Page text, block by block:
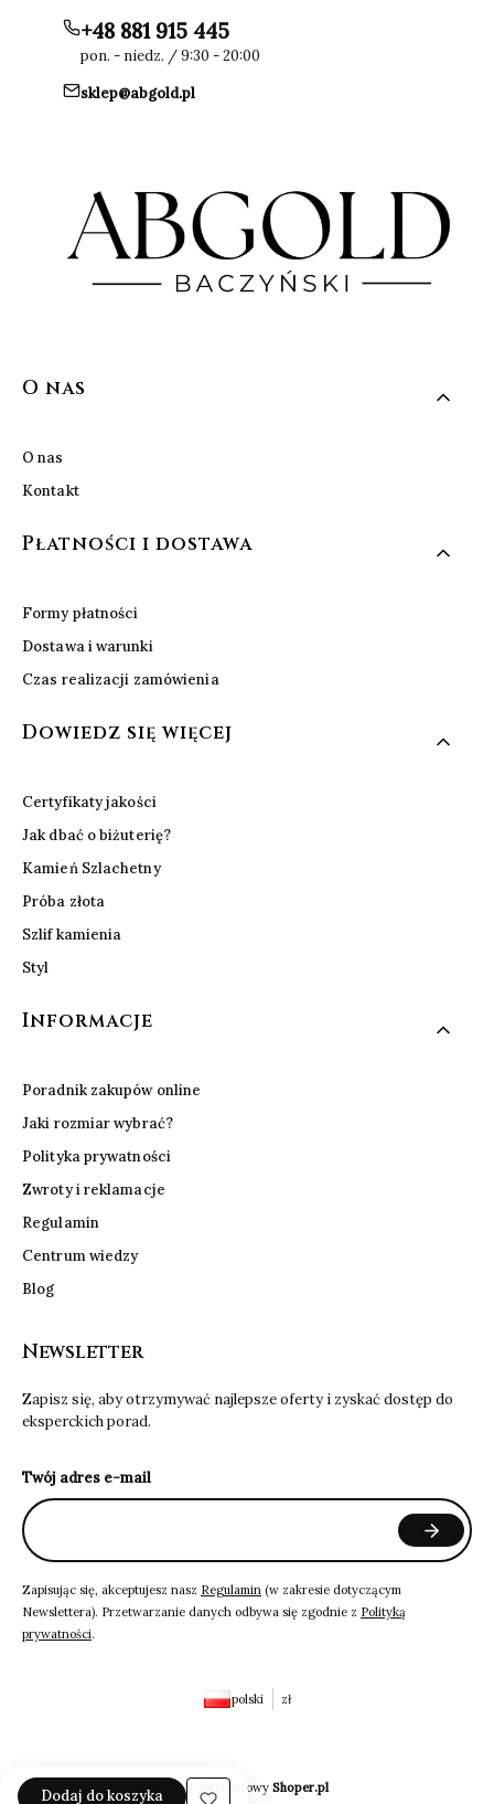
+48 881 915 445
pon. - niedz. / 9:30 - 20:00
sklep@abgold.pl
Linki w stopce
O nas
O nas
Kontakt
Płatności i dostawa
Formy płatności
Dostawa i warunki
Czas realizacji zamówienia
Dowiedz się więcej
Certyfikaty jakości
Jak dbać o biżuterię?
Kamień Szlachetny
Próba złota
Szlif kamienia
Styl
Informacje
Poradnik zakupów online
Jaki rozmiar wybrać?
Polityka prywatności
Zwroty i reklamacje
Regulamin
Centrum wiedzy
Blog
Newsletter
Zapisz się, aby otrzymywać najlepsze oferty i zyskać dostęp do
eksperckich porad.
Twój adres e-mail
Zapisując się, akceptujesz nasz Regulamin (w zakresie dotyczącym
Newslettera). Przetwarzanie danych odbywa się zgodnie z Polityką
prywatności.
polski zł
Sklep internetowy Shoper.pl
Dodaj do koszyka